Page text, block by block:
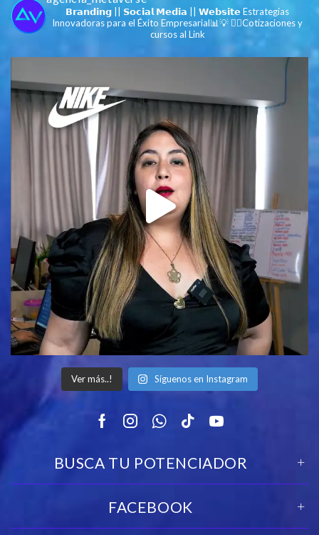
𝗕𝗿𝗮𝗻𝗱𝗶𝗻𝗴 || 𝗦𝗼𝗰𝗶𝗮𝗹 𝗠𝗲𝗱𝗶𝗮 || 𝗪𝗲𝗯𝘀𝗶𝘁𝗲Estrategias
Innovadoras para el Éxito Empresarial📊💡 👇🏻Cotizaciones y
cursos al Link
Ver más..! Síguenos en Instagram
Facebook
Instagram
Whatsapp
Tik-
tok
Youtube
BUSCA TU POTENCIADOR
FACEBOOK